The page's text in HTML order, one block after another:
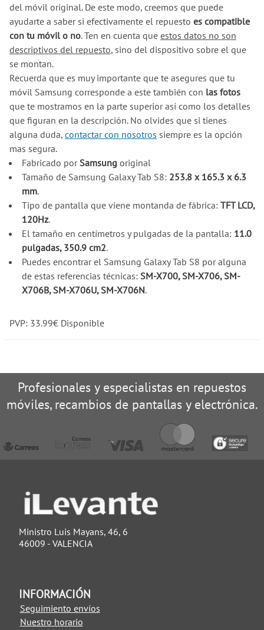
del móvil original. De este modo, creemos que puede
ayudarte a saber si efectivamente el repuesto es compatible
con tu móvil o no. Ten en cuenta que estos datos no son
descriptivos del repuesto, sino del dispositivo sobre el que
se montan.
Recuerda que es muy importante que te asegures que tu
móvil Samsung corresponde a este también con las fotos
que te mostramos en la parte superior así como los detalles
que figuran en la descripción. No olvides que si tienes
alguna duda, contactar con nosotros siempre es la opción
mas segura.
Fabricado porSamsung original
Tamaño de Samsung Galaxy Tab S8: 253.8 x 165.3 x 6.3
mm.
Tipo de pantalla que viene montanda de fábrica: TFT LCD,
120Hz.
El tamaño en centímetros y pulgadas de la pantalla: 11.0
pulgadas, 350.9 cm2.
Puedes encontrar el Samsung Galaxy Tab S8 por alguna
de estas referencias técnicas: SM-X700, SM-X706, SM-
X706B, SM-X706U, SM-X706N.
PVP: 33.99€ Disponible
Profesionales y especialistas en repuestos
móviles, recambios de pantallas y electrónica.
Ministro Luis Mayans, 46, 6
46009 - VALENCIA
INFORMACIÓN
Seguimiento envíos
Nuestro horario